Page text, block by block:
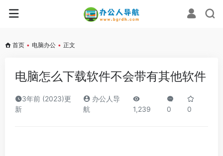
首页 • 电脑办公 • 正文
电脑怎么下载软件不会带有其他软件
3年前 (2023)更
新
办公人导
航
1,239 0 0